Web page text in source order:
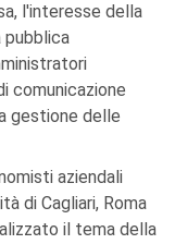
l'interesse della
comunicazione
gestione delle
aziendali
di Cagliari, Roma
il tema della